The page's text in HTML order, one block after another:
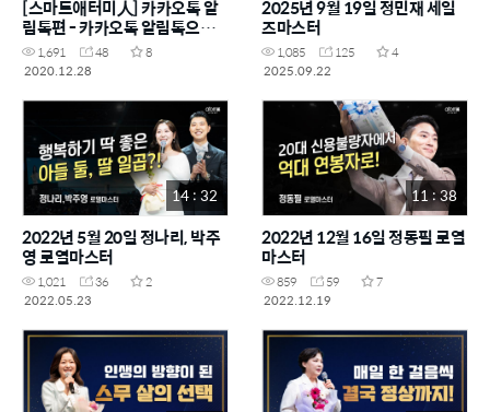
[스마트애터미人] 카카오톡 알
림톡편 - 카카오톡 알림톡으로
애터미 최신정보 받아보기!
1,691 48
8
2020.12.28
2025년 9월 19일 정민재 세일
즈마스터
1,085 125
4
2025.09.22
14 : 32
2022년 5월 20일 정나리, 박주
영 로열마스터
1,021 36
2
2022.05.23
11 : 38
2022년 12월 16일 정동필 로열
마스터
859 59
7
2022.12.19